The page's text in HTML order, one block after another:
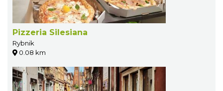
Pizzeria Silesiana
Rybnik
0.08 km